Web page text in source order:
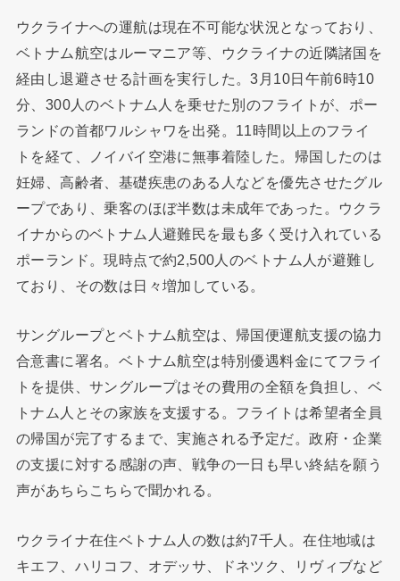
ウクライナへの運航は現在不可能な状況となっており、
ベトナム航空はルーマニア等、ウクライナの近隣諸国を
経由し退避させる計画を実行した。3月10日午前6時10
分、300人のベトナム人を乗せた別のフライトが、ポー
ランドの首都ワルシャワを出発。11時間以上のフライ
トを経て、ノイバイ空港に無事着陸した。帰国したのは
妊婦、高齢者、基礎疾患のある人などを優先させたグル
ープであり、乗客のほぼ半数は未成年であった。ウクラ
イナからのベトナム人避難民を最も多く受け入れている
ポーランド。現時点で約2,500人のベトナム人が避難し
ており、その数は日々増加している。
サングループとベトナム航空は、帰国便運航支援の協力
合意書に署名。ベトナム航空は特別優遇料金にてフライ
トを提供、サングループはその費用の全額を負担し、ベ
トナム人とその家族を支援する。フライトは希望者全員
の帰国が完了するまで、実施される予定だ。政府・企業
の支援に対する感謝の声、戦争の一日も早い終結を願う
声があちらこちらで聞かれる。
ウクライナ在住ベトナム人の数は約7千人。在住地域は
キエフ、ハリコフ、オデッサ、ドネツク、リヴィブなど